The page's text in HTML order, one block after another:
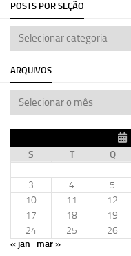
POSTS POR SEÇÃO
ARQUIVOS
S
T Q
3
4 5
10
11 12
17
18 19
24
25 26
« jan
mar »